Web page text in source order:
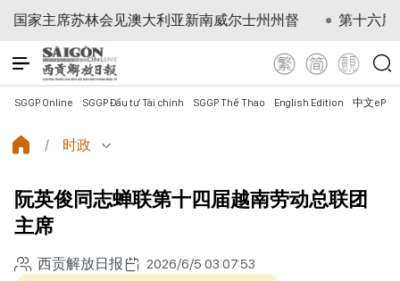
苏林会见澳大利亚新南威尔士州州督 第十六届国会第
SGGP Online SGGP Đầu tư Tài chính SGGP Thể Thao English Edition 中文
时政
阮英俊同志蝉联第十四届越南劳动总联团
主席
西贡解放日报 2026/6/5 03:07:53